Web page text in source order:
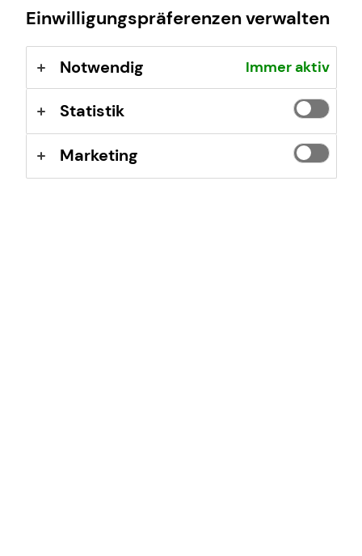
Deutschlandweit an über 400 Standorten vertreten
Unsere Beratungsphilosophie: Wir beraten unsere
Kundinnen und Kunden so, wie wir auch selbst
beraten werden möchten – ehrlich,
chancenorientiert, leidenschaftlich und kompetent.
tecis Finanzberatung
Einwilligungspräferenzen verwalten
Notwendig Immer aktiv
Statistik
Marketing